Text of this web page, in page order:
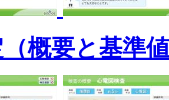
概要と基準